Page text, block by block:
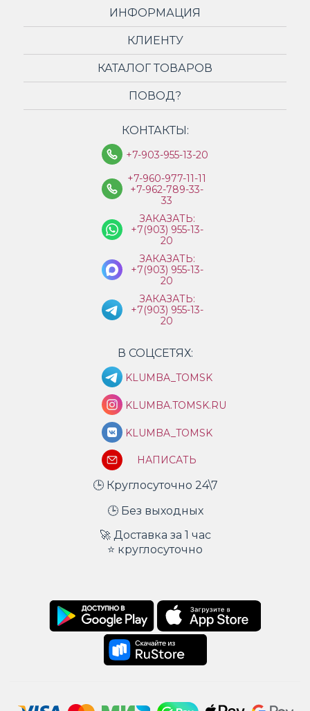
ИНФОРМАЦИЯ
КЛИЕНТУ
КАТАЛОГ ТОВАРОВ
ПОВОД?
КОНТАКТЫ:
+7-903-955-13-20
+7-960-977-11-11
+7-962-789-33-
33
ЗАКАЗАТЬ:
+7(903) 955-13-
20
ЗАКАЗАТЬ:
+7(903) 955-13-
20
ЗАКАЗАТЬ:
+7(903) 955-13-
20
В СОЦСЕТЯХ:
KLUMBA_TOMSK
KLUMBA.TOMSK.RU
KLUMBA_TOMSK
НАПИСАТЬ
🕒 Круглосуточно 24\7
🕒 Без выходных
🚀 Доставка за 1 час
⭐ круглосуточно